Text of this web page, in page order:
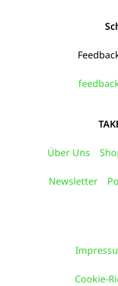
Über Uns
Newsletter
Cookie-